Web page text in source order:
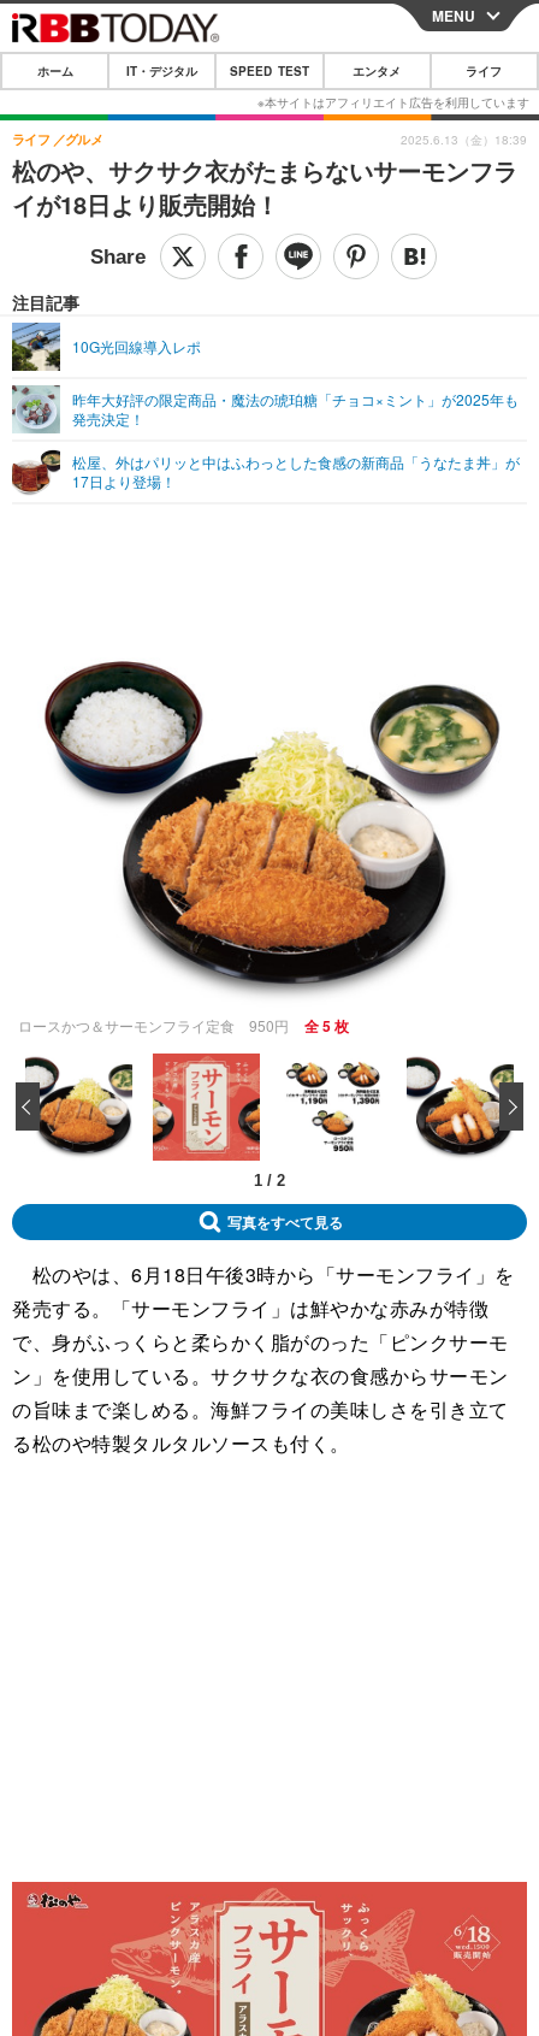
CLOSE
ホーム
IT・デジタル
IT・デジタルTOP スマートフォン
ショッピング その他
SPEED TEST
エンタメTOP 映画・ドラマ
グラビア
ショッピング その他
ライフTOP
その他
リリース一覧
プッシュ通知の停止方法
MENU
ホーム IT・デジタル SPEED TEST エンタメ ライフ
松のや、サクサク衣がたまらないサーモンフラ
イが18日より販売開始！
ライフ グルメ
注目記事
10G光回線導入レポ
昨年大好評の限定商品・魔法の琥珀糖「チョコ×ミント」が2025年も
発売決定！
松屋、外はパリッと中はふわっとした食感の新商品「うなたま丼」が
17日より登場！
2025.6.13（金）18:39
ロースかつ＆サーモンフライ定食 950円 全 5 枚
1 / 2
‹
写真をすべて見る
松のやは、6月18日午後3時から「サーモンフライ」を
発売する。「サーモンフライ」は鮮やかな赤みが特徴
で、身がふっくらと柔らかく脂がのった「ピンクサーモ
ン」を使用している。サクサクな衣の食感からサーモン
の旨味まで楽しめる。海鮮フライの美味しさを引き立て
る松のや特製タルタルソースも付く。